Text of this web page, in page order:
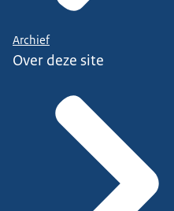
Archief
Over deze site